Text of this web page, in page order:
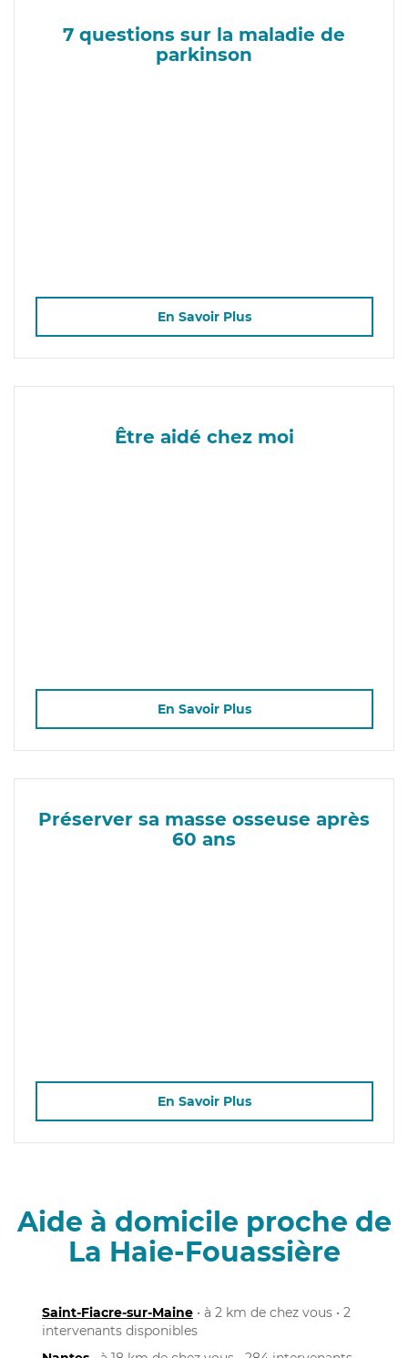
7 questions sur la maladie de
parkinson
En Savoir Plus
Être aidé chez moi
En Savoir Plus
Préserver sa masse osseuse après
60 ans
En Savoir Plus
Aide à domicile proche de
La Haie-Fouassière
Saint-Fiacre-sur-Maine • à 2 km de chez vous • 2
intervenants disponibles